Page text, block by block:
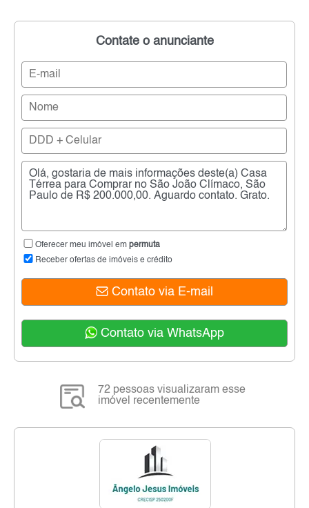
Contate o anunciante
Oferecer meu imóvel em permuta
Receber ofertas de imóveis e crédito
Contato via E-mail
Contato via WhatsApp
72 pessoas visualizaram esse
imóvel recentemente